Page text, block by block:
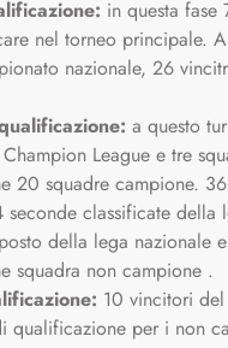
in questa
nel torneo principale.
nazionale, 26
a questo
League e tre
20 squadre campione.
classificate
della lega nazionale
squadra non campione .
10 vincitori
qualificazione per i non